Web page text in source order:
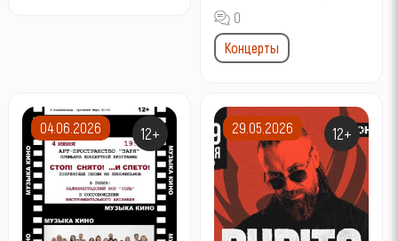
0
Концерты
04.06.2026 12+ 29.05.2026 12+